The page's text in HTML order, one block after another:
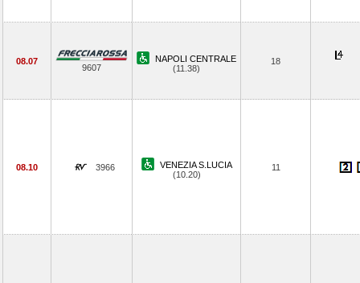
08.07
9607
NAPOLI CENTRALE
(11.38)
18
08.10 3966
VENEZIA S.LUCIA
(10.20)
11